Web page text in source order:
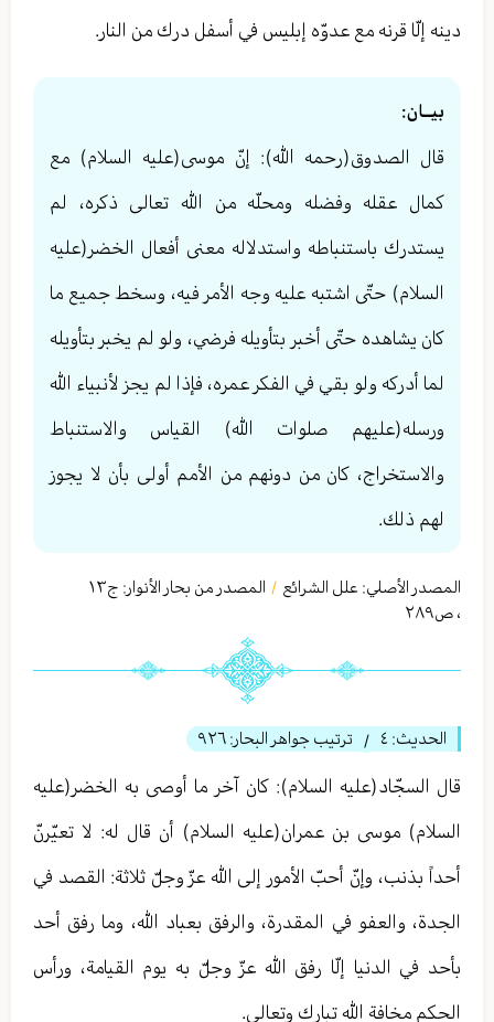
دينه إلّا قرنه مع عدوّه إبليس في أسفل درك من النار.
بيــان:
قال الصدوق(رحمه الله): إنّ موسى(عليه السلام) مع
كمال عقله وفضله ومحلّه من الله تعالى ذكره‌، لم
يستدرك باستنباطه واستدلاله معنى أفعال الخضر(عليه
السلام) حتّى اشتبه عليه وجه الأمر فيه، وسخط جميع ما
كان يشاهده حتّى أخبر بتأويله فرضي، ولو لم يخبر بتأويله
لما أدركه ولو بقي في الفكر عمره، فإذا لم يجز لأنبياء الله
ورسله(عليهم صلوات الله) القياس والاستنباط
والاستخراج، كان من دونهم من الأمم أولى بأن لا يجوز
لهم ذلك.
المصدر الأصلي: علل الشرائع / المصدر من بحار الأنوار: ج١٣
، ص٢٨٩
الحديث: ٤ / ترتيب جواهر البحار: ٩٢٦
قال السجّاد(عليه السلام): كان آخر ما أوصى به الخضر(عليه
السلام) موسى بن عمران(عليه السلام) أن قال له: لا تعيّرنّ
أحداً بذنب، وإنّ أحبّ الأمور إلى الله عزّ وجلّ ثلاثة: القصد في
الجدة، والعفو في المقدرة، والرفق بعباد الله، وما رفق أحد
بأحد في الدنيا إلّا رفق الله عزّ وجلّ به يوم القيامة، ورأس
الحكم مخافة الله تبارك وتعالی.